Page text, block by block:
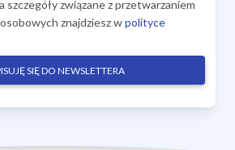
szczegóły związane z przetwarzaniem
znajdziesz wpolityce
SIĘ DO NEWSLETTERA